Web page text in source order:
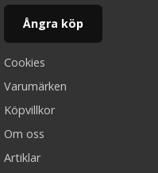
Ångra köp
Cookies
Varumärken
Köpvillkor
Om oss
Artiklar